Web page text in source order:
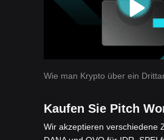
Wie man Krypto über ein
Kaufen Sie Pitch
Wir akzeptieren verschiedene